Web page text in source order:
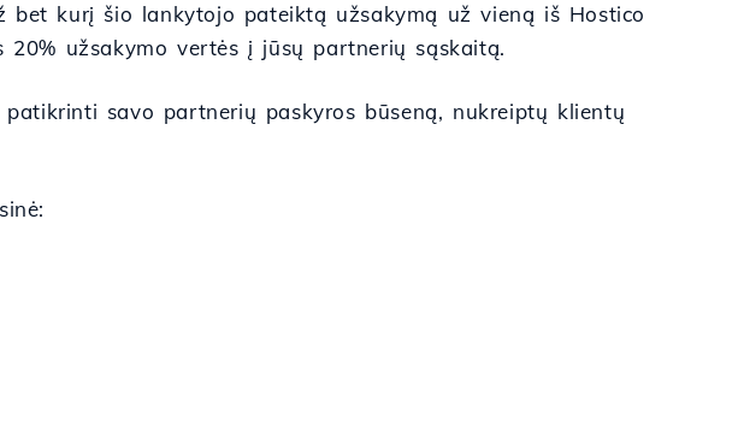
kurį šio lankytojo pateiktą užsakymą už vieną iš Hostico
užsakymo vertės į jūsų partnerių sąskaitą.
savo partnerių paskyros būseną, nukreiptų klientų